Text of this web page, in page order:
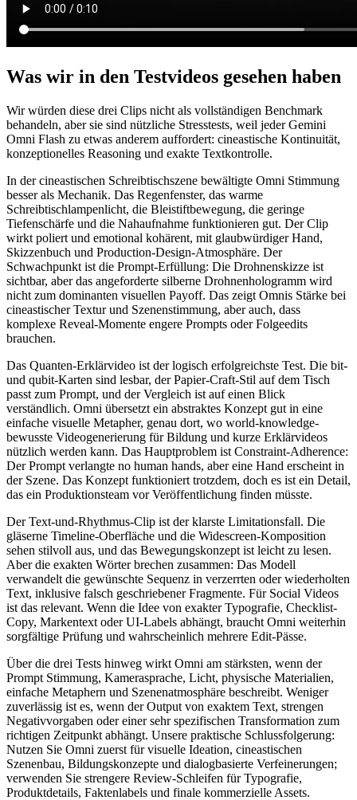
Was wir in den Testvideos gesehen haben
Wir würden diese drei Clips nicht als vollständigen Benchmark
behandeln, aber sie sind nützliche Stresstests, weil jeder Gemini
Omni Flash zu etwas anderem auffordert: cineastische Kontinuität,
konzeptionelles Reasoning und exakte Textkontrolle.
In der cineastischen Schreibtischszene bewältigte Omni Stimmung
besser als Mechanik. Das Regenfenster, das warme
Schreibtischlampenlicht, die Bleistiftbewegung, die geringe
Tiefenschärfe und die Nahaufnahme funktionieren gut. Der Clip
wirkt poliert und emotional kohärent, mit glaubwürdiger Hand,
Skizzenbuch und Production-Design-Atmosphäre. Der
Schwachpunkt ist die Prompt-Erfüllung: Die Drohnenskizze ist
sichtbar, aber das angeforderte silberne Drohnenhologramm wird
nicht zum dominanten visuellen Payoff. Das zeigt Omnis Stärke bei
cineastischer Textur und Szenenstimmung, aber auch, dass
komplexe Reveal-Momente engere Prompts oder Folgeedits
brauchen.
Das Quanten-Erklärvideo ist der logisch erfolgreichste Test. Die bit-
und qubit-Karten sind lesbar, der Papier-Craft-Stil auf dem Tisch
passt zum Prompt, und der Vergleich ist auf einen Blick
verständlich. Omni übersetzt ein abstraktes Konzept gut in eine
einfache visuelle Metapher, genau dort, wo world-knowledge-
bewusste Videogenerierung für Bildung und kurze Erklärvideos
nützlich werden kann. Das Hauptproblem ist Constraint-Adherence:
Der Prompt verlangte no human hands, aber eine Hand erscheint in
der Szene. Das Konzept funktioniert trotzdem, doch es ist ein Detail,
das ein Produktionsteam vor Veröffentlichung finden müsste.
Der Text-und-Rhythmus-Clip ist der klarste Limitationsfall. Die
gläserne Timeline-Oberfläche und die Widescreen-Komposition
sehen stilvoll aus, und das Bewegungskonzept ist leicht zu lesen.
Aber die exakten Wörter brechen zusammen: Das Modell
verwandelt die gewünschte Sequenz in verzerrten oder wiederholten
Text, inklusive falsch geschriebener Fragmente. Für Social Videos
ist das relevant. Wenn die Idee von exakter Typografie, Checklist-
Copy, Markentext oder UI-Labels abhängt, braucht Omni weiterhin
sorgfältige Prüfung und wahrscheinlich mehrere Edit-Pässe.
Über die drei Tests hinweg wirkt Omni am stärksten, wenn der
Prompt Stimmung, Kamerasprache, Licht, physische Materialien,
einfache Metaphern und Szenenatmosphäre beschreibt. Weniger
zuverlässig ist es, wenn der Output von exaktem Text, strengen
Negativvorgaben oder einer sehr spezifischen Transformation zum
richtigen Zeitpunkt abhängt. Unsere praktische Schlussfolgerung:
Nutzen Sie Omni zuerst für visuelle Ideation, cineastischen
Szenenbau, Bildungskonzepte und dialogbasierte Verfeinerungen;
verwenden Sie strengere Review-Schleifen für Typografie,
Produktdetails, Faktenlabels und finale kommerzielle Assets.